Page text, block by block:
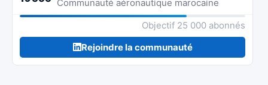
Communauté aéronautique marocaine
Objectif 25 000 abonnés
Rejoindre la communauté